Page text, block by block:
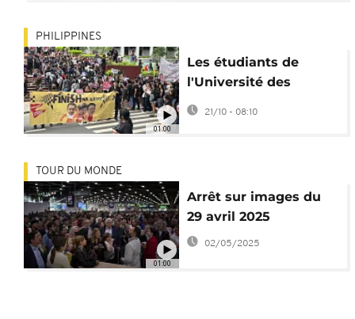
01:00
PHILIPPINES
Les étudiants de
l'Université des
Philippines protestent
contre les coupes
21/10 - 08:10
01:00
TOUR DU MONDE
Arrêt sur images du
29 avril 2025
02/05/2025